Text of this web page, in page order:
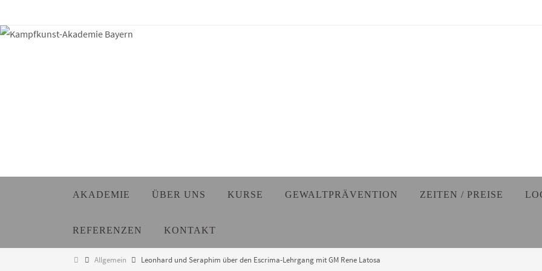
Inhalt
springen
AKADEMIE ÜBER UNS KURSE GEWALTPRÄVENTION ZEITEN / PREISE
REFERENZEN KONTAKT
StartAllgemein Leonhard und Seraphim über den Escrima-Lehrgang mit GM Rene Latosa